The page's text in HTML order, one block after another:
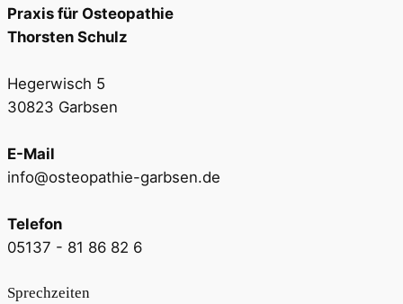
Praxis für Osteopathie
Thorsten Schulz
Hegerwisch 5
30823 Garbsen
E-Mail
info@osteopathie-garbsen.de
Telefon
05137 - 81 86 82 6
Sprechzeiten